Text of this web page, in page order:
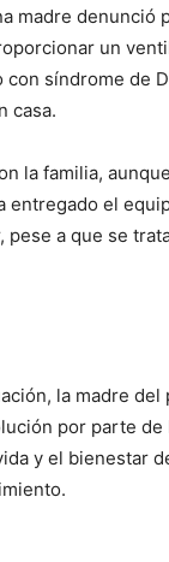
madre
un
con síndrome de
casa.
la familia,
entregado el
pese a que se
la madre
por parte
y el bienestar